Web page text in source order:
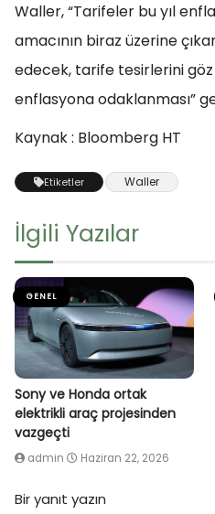
Waller, “Tarifeler bu yıl
amacının biraz üzerine
edecek, tarife tesirlerini
enflasyona odaklanması”
Kaynak : Bloomberg HT
Etiketler Waller
İlgili Yazılar
GENEL
Sony ve Honda ortak
elektrikli araç projesinden
vazgeçti
admin Haziran 22, 2026
Bir yanıt yazın